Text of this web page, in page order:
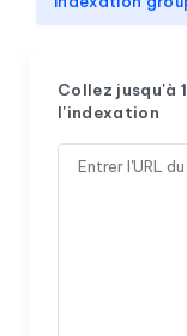
Collez jusqu'à
l'indexation